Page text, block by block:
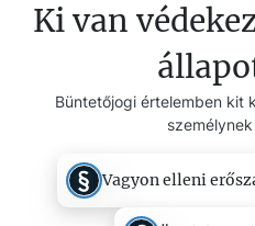
Ki van
Büntetőjogi értelemben kit
Vagyon elleni